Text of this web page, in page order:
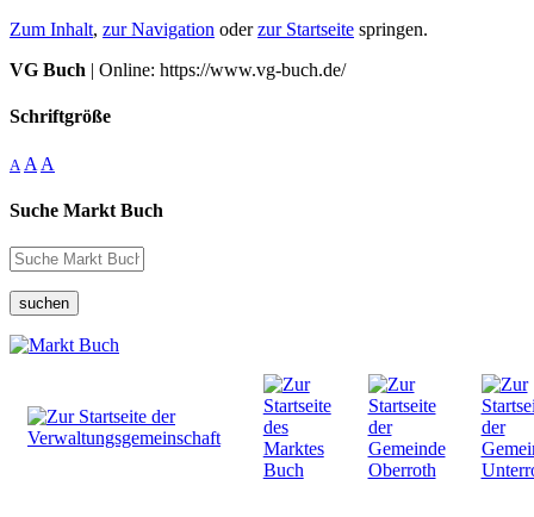
Zum Inhalt, zur Navigation oderzur Startseite springen.
VG Buch | Online: https://www.vg-buch.de/
Schriftgröße
A A A
Suche Markt Buch
suchen